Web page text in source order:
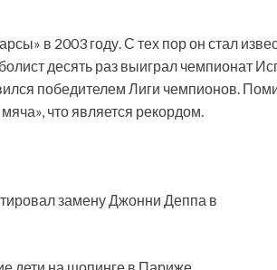
в 2003 году. С тех пор он стал
десять раз выиграл чемпионат
победителем Лиги чемпионов.
что является рекордом.
замену Джонни Деппа в